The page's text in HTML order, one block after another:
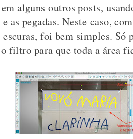
alguns outros posts,
as pegadas. Neste caso,
foi bem simples. Só
filtro para que toda a área